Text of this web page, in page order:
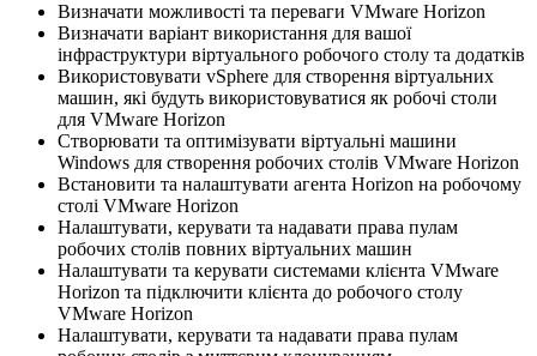
Визначати можливості та переваги VMware Horizon
Визначати варіант використання для вашої
інфраструктури віртуального робочого столу та додатків
Використовувати vSphere для створення віртуальних
машин, які будуть використовуватися як робочі столи
для VMware Horizon
Створювати та оптимізувати віртуальні машини
Windows для створення робочих столів VMware Horizon
Встановити та налаштувати агента Horizon на робочому
столі VMware Horizon
Налаштувати, керувати та надавати права пулам
робочих столів повних віртуальних машин
Налаштувати та керувати системами клієнта VMware
Horizon та підключити клієнта до робочого столу
VMware Horizon
Налаштувати, керувати та надавати права пулам